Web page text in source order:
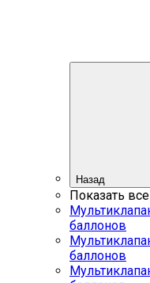
Назад
Показать все
баллонов
баллонов